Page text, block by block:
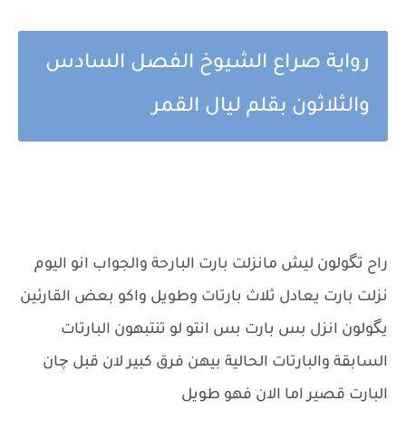
رواية صراع الشيوخ الفصل السادس
والثلاثون بقلم ليال القمر
راح تگولون ليش مانزلت بارت البارحة والجواب انو اليوم
نزلت بارت يعادل ثلاث بارتات وطويل واكو بعض القارئين
يگولون انزل بس بارت بس انتو لو تنتبهون البارتات
السابقة والبارتات الحالية بيهن فرق كبير لان قبل چان
البارت قصير اما الان فهو طويل